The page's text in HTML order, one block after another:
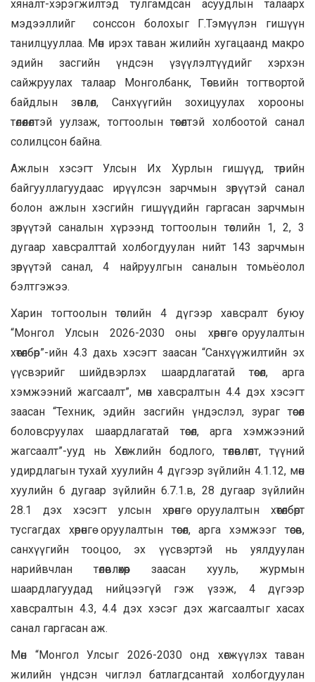
хяналт-хэрэгжилтэд тулгамдсан асуудлын талаарх
мэдээллийг сонссон болохыг Г.Тэмүүлэн гишүүн
танилцууллаа. Мөн ирэх таван жилийн хугацаанд макро
эдийн засгийн үндсэн үзүүлэлтүүдийг хэрхэн
сайжруулах талаар Монголбанк, Төсвийн тогтвортой
байдлын зөвлөл, Санхүүгийн зохицуулах хорооны
төлөөлөлтэй уулзаж, тогтоолын төсөлтэй холбоотой санал
солилцсон байна.
Ажлын хэсэгт Улсын Их Хурлын гишүүд, төрийн
байгууллагуудаас ирүүлсэн зарчмын зөрүүтэй санал
болон ажлын хэсгийн гишүүдийн гаргасан зарчмын
зөрүүтэй саналын хүрээнд тогтоолын төслийн 1, 2, 3
дугаар хавсралттай холбогдуулан нийт 143 зарчмын
зөрүүтэй санал, 4 найруулгын саналын томьёолол
бэлтгэжээ.
Харин тогтоолын төслийн 4 дүгээр хавсралт буюу
“Монгол Улсын 2026-2030 оны хөрөнгө оруулалтын
хөтөлбөр”-ийн 4.3 дахь хэсэгт заасан “Санхүүжилтийн эх
үүсвэрийг шийдвэрлэх шаардлагатай төсөл, арга
хэмжээний жагсаалт”, мөн хавсралтын 4.4 дэх хэсэгт
заасан “Техник, эдийн засгийн үндэслэл, зураг төсөл
боловсруулах шаардлагатай төсөл, арга хэмжээний
жагсаалт”-ууд нь Хөгжлийн бодлого, төлөвлөлт, түүний
удирдлагын тухай хуулийн 4 дүгээр зүйлийн 4.1.12, мөн
хуулийн 6 дугаар зүйлийн 6.7.1.в, 28 дугаар зүйлийн
28.1 дэх хэсэгт улсын хөрөнгө оруулалтын хөтөлбөрт
тусгагдах хөрөнгө оруулалтын төсөл, арга хэмжээг төсөв,
санхүүгийн тооцоо, эх үүсвэртэй нь уялдуулан
нарийвчлан төлөвлөхөөр заасан хууль, журмын
шаардлагуудад нийцээгүй гэж үзэж, 4 дүгээр
хавсралтын 4.3, 4.4 дэх хэсэг дэх жагсаалтыг хасах
санал гаргасан аж.
Мөн “Монгол Улсыг 2026-2030 онд хөгжүүлэх таван
жилийн үндсэн чиглэл батлагдсантай холбогдуулан